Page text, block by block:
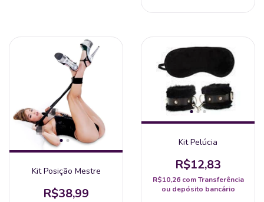
Kit Posição Mestre
R$38,99
Kit Pelúcia
R$12,83
R$10,26 com Transferência
ou depósito bancário